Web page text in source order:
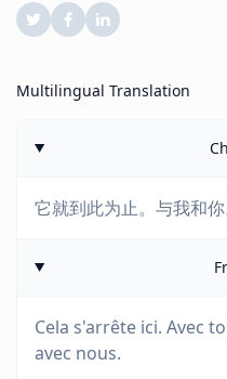
Multilingual Translation
它就到此为止。与我和你
Cela s'arrête ici. Avec
avec nous.